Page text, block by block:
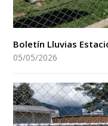
Boletín Lluvias
05/05/2026